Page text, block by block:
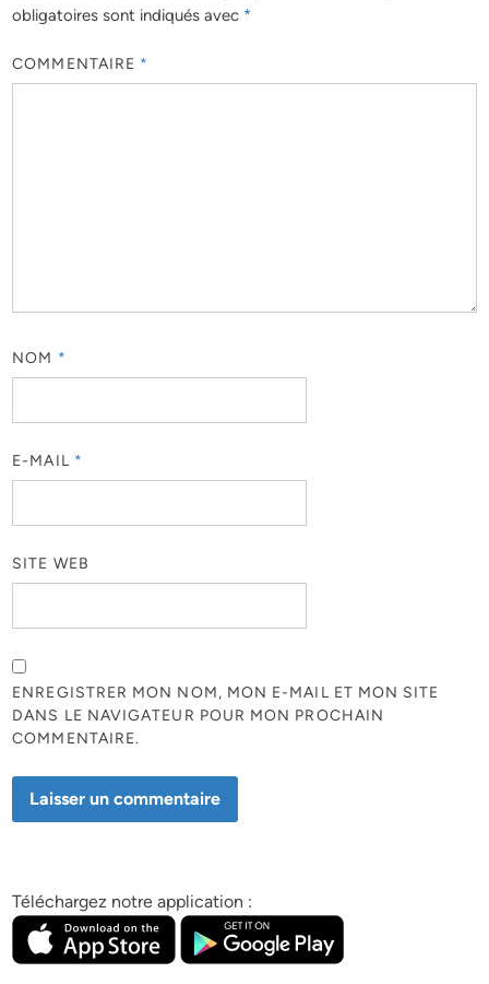
obligatoires sont indiqués avec *
COMMENTAIRE *
NOM *
E-MAIL *
SITE WEB
ENREGISTRER MON NOM, MON E-MAIL ET MON SITE
DANS LE NAVIGATEUR POUR MON PROCHAIN
COMMENTAIRE.
Téléchargez notre application :